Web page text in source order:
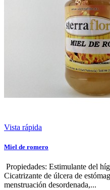
Vista rápida
Miel de romero
Propiedades: Estimulante del
Cicatrizante de úlcera de
menstruación desordenada,...